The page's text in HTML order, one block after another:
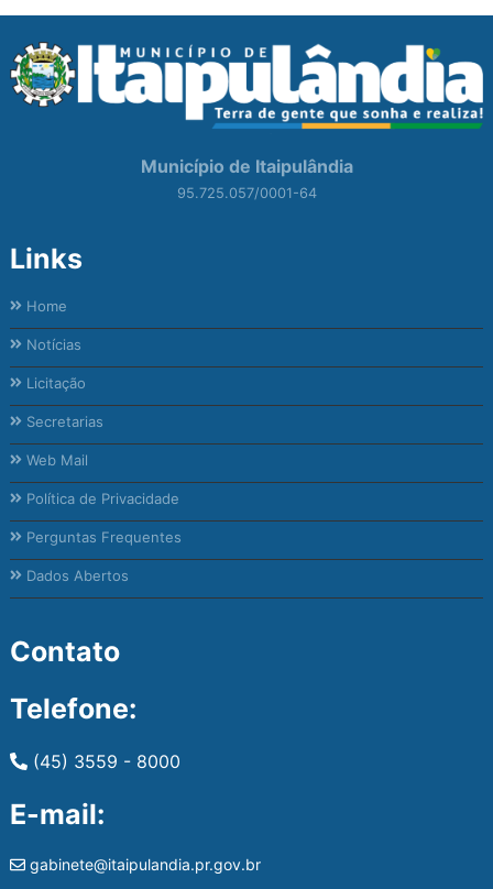
Município de Itaipulândia
95.725.057/0001-64
Links
Home
Notícias
Licitação
Secretarias
Web Mail
Política de Privacidade
Perguntas Frequentes
Dados Abertos
Contato
Telefone:
(45) 3559 - 8000
E-mail:
gabinete@itaipulandia.pr.gov.br